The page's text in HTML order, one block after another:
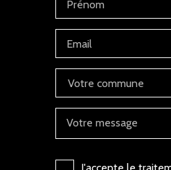
Prénom
Email
Votre commune
Votre message